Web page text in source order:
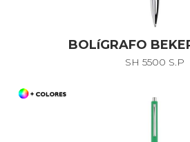
BOLíGRAFO
SH 5500 S.P